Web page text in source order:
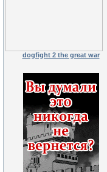
dogfight 2 the great war